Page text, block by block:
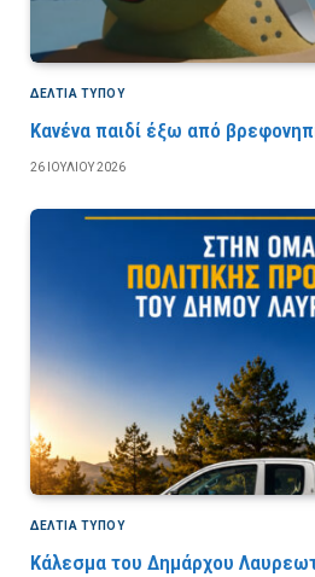
ΔΕΛΤΙΑ ΤΥΠΟΥ
Κανένα παιδί έξω από
26 ΙΟΥΛΊΟΥ 2026
ΔΕΛΤΙΑ ΤΥΠΟΥ
Κάλεσμα του Δημάρχου